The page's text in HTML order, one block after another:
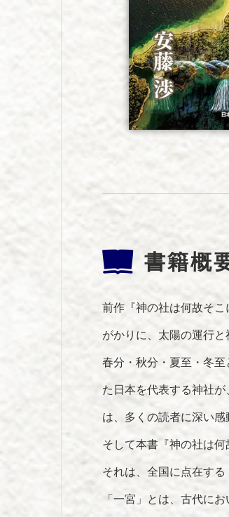
書籍概
前作『神の社は何故そ
がかりに、太陽の運行
春分・秋分・夏至・冬
た日本を代表する神社
は、多くの読者に深い感
そして本書『神の社は
それは、全国に点在す
「一宮」とは、古代に